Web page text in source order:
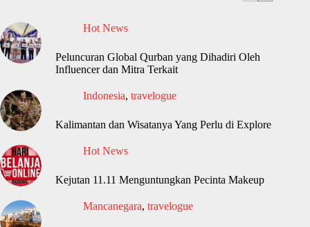
Hot News
Peluncuran Global Qurban yang Dihadiri Oleh
Influencer dan Mitra Terkait
Indonesia, travelogue
Kalimantan dan Wisatanya Yang Perlu di Explore
Hot News
Kejutan 11.11 Menguntungkan Pecinta Makeup
Mancanegara, travelogue